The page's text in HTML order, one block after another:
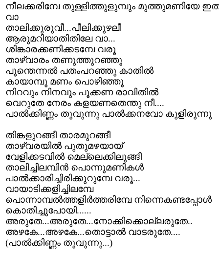
നീലക്കരിമ്പേ തുള്ളിത്തുളുമ്പും മുത്തുമണിയേ
വാ
താലിക്കുരുവീ...പീലിക്കുഴലീ
ആരുമറിയാതിതിലേ വാ...
ശിങ്കാരക്കണിക്കടമ്പേ വരൂ
താഴ്വാരം തണുത്തുറഞ്ഞൂ
പൂന്തെന്നല്‍ പതംപറഞ്ഞൂ കാതില്‍
കായാമ്പൂ മണം പൊഴിഞ്ഞൂ
നിറവും നിനവും പൂക്കണ രാവിതില്‍
വെറുതേ നേരം കളയണതെന്തു നീ....
പാല്‍ക്കിണ്ണം തൂവുന്നു പാല്‍ക്കനവോ കുളിരുന്നു
തിങ്കളുറങ്ങീ താരമുറങ്ങീ
താഴ്വരയില്‍ പുതുമഴയായ്
വേളിക്കടവില്‍ മെല്ലെക്കിലുങ്ങീ
താലിച്ചിലമ്പിന്‍ പൊന്നുമണികള്‍
പാല്‍ക്കാരിച്ചിരിക്കുറുമ്പേ വരൂ...
വായാടിക്കളിച്ചിലമ്പേ
പൊന്നാമ്പല്‍ത്തളിര്‍ത്തരിമ്പേ നിന്നെകണ്ടപ്പോള്‍
കൊതിച്ചുപോയി......
അരുതേ...അരുതേ...നോക്കിക്കൊല്ലരുതേ..
അഴകേ...അഴകേ...തൊട്ടാല്‍ വാടരുതേ....
(പാല്‍ക്കിണ്ണം തൂവുന്നു...)